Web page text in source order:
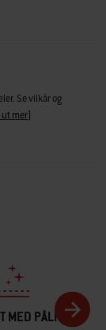
Se vilkår og
ut mer)
MED PÅLITELIG